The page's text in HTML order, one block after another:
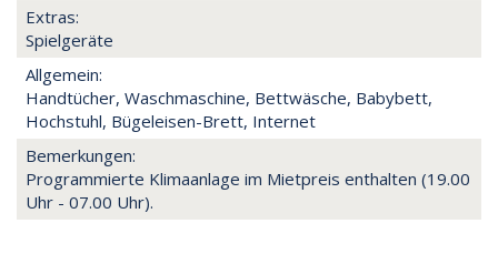
Extras:
Spielgeräte
Allgemein:
Handtücher, Waschmaschine, Bettwäsche, Babybett,
Hochstuhl, Bügeleisen-Brett, Internet
Bemerkungen:
Programmierte Klimaanlage im Mietpreis enthalten (19.00
Uhr - 07.00 Uhr).